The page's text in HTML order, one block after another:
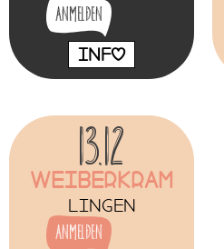
Anmelden
INFO
13.12
Weiberkram
Lingen
Anmelden